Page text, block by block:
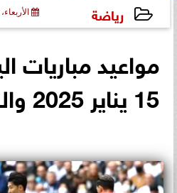
رياضة الأربعاء، 15 يناير 2025
مواعيد مباريات
15 يناير 2025 والقنوات الناقلة